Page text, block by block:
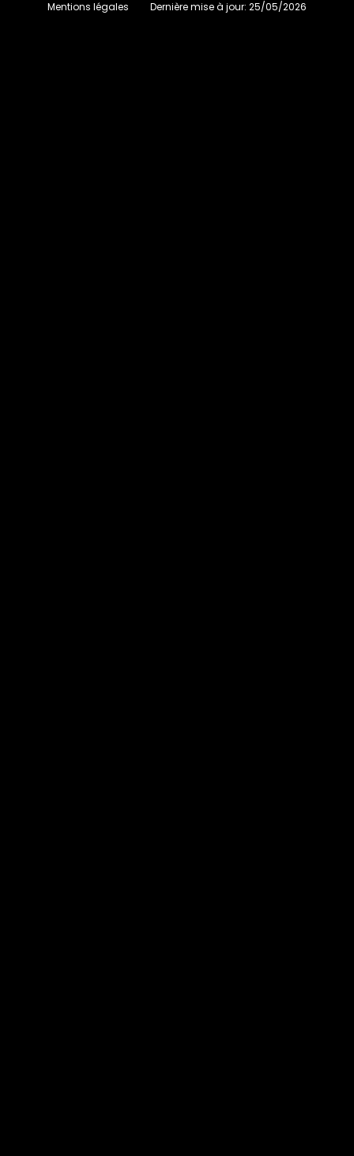
Mentions légales Dernière mise à jour: 25/05/2026